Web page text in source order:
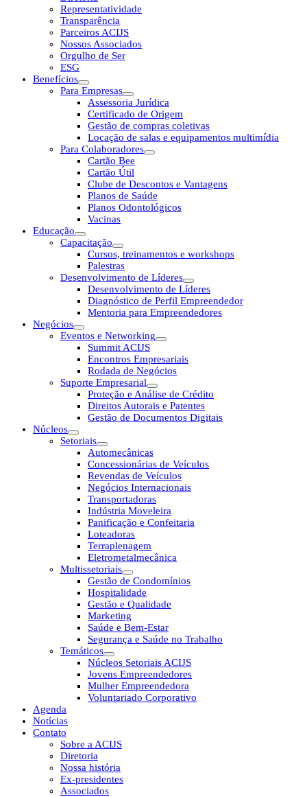
Representatividade
Transparência
Parceiros ACIJS
Nossos Associados
Orgulho de Ser
ESG
Benefícios
Para Empresas
Assessoria Jurídica
Certificado de Origem
Gestão de compras coletivas
Locação de salas e equipamentos multimídia
Para Colaboradores
Cartão Bee
Cartão Útil
Clube de Descontos e Vantagens
Planos de Saúde
Planos Odontológicos
Vacinas
Educação
Capacitação
Cursos, treinamentos e workshops
Palestras
Desenvolvimento de Líderes
Desenvolvimento de Líderes
Diagnóstico de Perfil Empreendedor
Mentoria para Empreendedores
Negócios
Eventos e Networking
Summit ACIJS
Encontros Empresariais
Rodada de Negócios
Suporte Empresarial
Proteção e Análise de Crédito
Direitos Autorais e Patentes
Gestão de Documentos Digitais
Núcleos
Setoriais
Automecânicas
Concessionárias de Veículos
Revendas de Veículos
Negócios Internacionais
Transportadoras
Indústria Moveleira
Panificação e Confeitaria
Loteadoras
Terraplenagem
Eletrometalmecânica
Multissetoriais
Gestão de Condomínios
Hospitalidade
Gestão e Qualidade
Marketing
Saúde e Bem-Estar
Segurança e Saúde no Trabalho
Temáticos
Núcleos Setoriais ACIJS
Jovens Empreendedores
Mulher Empreendedora
Voluntariado Corporativo
Agenda
Notícias
Contato
Sobre a ACIJS
Diretoria
Nossa história
Ex-presidentes
Associados